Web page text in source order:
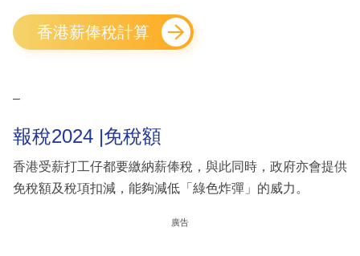
香港薪俸稅計算
–
報稅2024 |免稅額
香港受薪打工仔都要繳納薪俸稅，與此同時，政府亦會提供
免稅額及稅項扣減，能夠減低「綠色炸彈」的威力。
廣告